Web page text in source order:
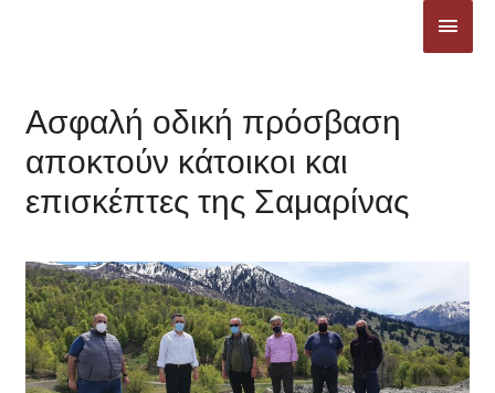
Ασφαλή οδική πρόσβαση
αποκτούν κάτοικοι και
επισκέπτες της Σαμαρίνας